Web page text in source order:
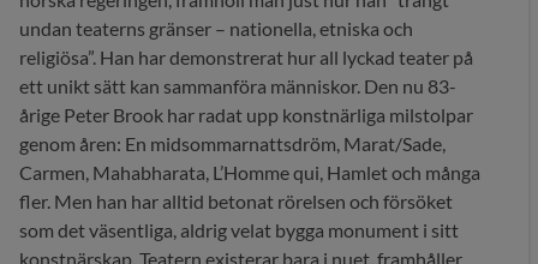
undan teaterns gränser – nationella, etniska och
religiösa”. Han har demonstrerat hur all lyckad teater på
ett unikt sätt kan sammanföra människor. Den nu 83-
årige Peter Brook har radat upp konstnärliga milstolpar
genom åren: En midsommarnattsdröm, Marat/Sade,
Carmen, Mahabharata, L’Homme qui, Hamlet och många
fler. Men han har alltid betonat rörelsen och försöket
som det väsentliga, aldrig velat bygga monument i sitt
konstnärskap. Teatern existerar bara i nuet, framhåller